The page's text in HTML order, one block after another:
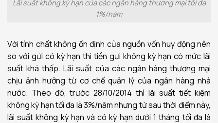
Lãi suất không kỳ hạn của các ngân hàng thương mại tối đa
1%/năm
Với tính chất không ổn định của nguồn vốn huy động nên
so với gửi có kỳ hạn thì tiền gửi không kỳ hạn có mức lãi
suất khá thấp. Lãi suất của các ngân hàng thương mại
chịu ảnh hưởng từ cơ chế quản lý của ngân hàng nhà
nước. Theo đó, trước 28/10/2014 thì lãi suất tiết kiệm
không kỳ hạn tối đa là 3%/năm nhưng từ sau thời điểm này,
lãi suất không kỳ hạn và có kỳ hạn dưới 1 tháng tối đa là